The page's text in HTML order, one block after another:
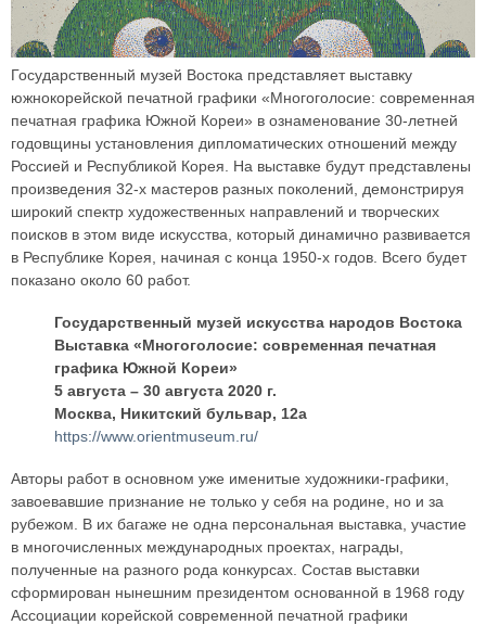
Государственный музей Востока представляет выставку
южнокорейской печатной графики «Многоголосие: современная
печатная графика Южной Кореи» в ознаменование 30-летней
годовщины установления дипломатических отношений между
Россией и Республикой Корея. На выставке будут представлены
произведения 32-х мастеров разных поколений, демонстрируя
широкий спектр художественных направлений и творческих
поисков в этом виде искусства, который динамично развивается
в Республике Корея, начиная с конца 1950-х годов. Всего будет
показано около 60 работ.
Государственный музей искусства народов Востока
Выставка «Многоголосие: современная печатная
графика Южной Кореи»
5 августа – 30 августа 2020 г.
Москва, Никитский бульвар, 12а
https://www.orientmuseum.ru/
Авторы работ в основном уже именитые художники-графики,
завоевавшие признание не только у себя на родине, но и за
рубежом. В их багаже не одна персональная выставка, участие
в многочисленных международных проектах, награды,
полученные на разного рода конкурсах. Состав выставки
сформирован нынешним президентом основанной в 1968 году
Ассоциации корейской современной печатной графики